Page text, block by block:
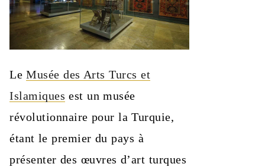
LeMusée des Arts Turcs et
Islamiques est un musée
révolutionnaire pour la Turquie,
étant le premier du pays à
présenter des œuvres d’art turques